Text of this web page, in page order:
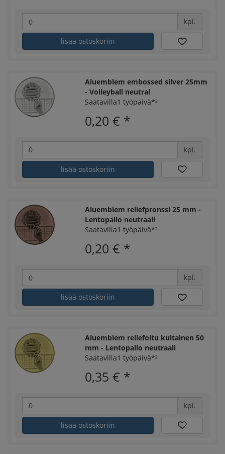
kpl.
lisää ostoskoriin
Aluemblem embossed silver 25mm
- Volleyball neutral
Saatavilla1 työpäivä*²
0,20 € *
kpl.
lisää ostoskoriin
Aluemblem reliefpronssi 25 mm -
Lentopallo neutraali
Saatavilla1 työpäivä*²
0,20 € *
kpl.
lisää ostoskoriin
Aluemblem reliefoitu kultainen 50
mm - Lentopallo neutraali
Saatavilla1 työpäivä*²
0,35 € *
kpl.
lisää ostoskoriin